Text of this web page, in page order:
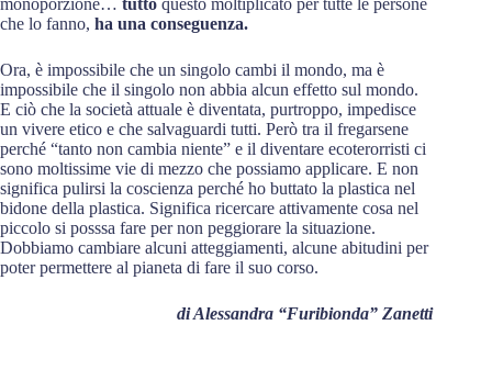
monoporzione… tutto questo moltiplicato per tutte le persone
che lo fanno, ha una conseguenza.
Ora, è impossibile che un singolo cambi il mondo, ma è
impossibile che il singolo non abbia alcun effetto sul mondo.
E ciò che la società attuale è diventata, purtroppo, impedisce
un vivere etico e che salvaguardi tutti. Però tra il fregarsene
perché “tanto non cambia niente” e il diventare ecoterorristi ci
sono moltissime vie di mezzo che possiamo applicare. E non
significa pulirsi la coscienza perché ho buttato la plastica nel
bidone della plastica. Significa ricercare attivamente cosa nel
piccolo si posssa fare per non peggiorare la situazione.
Dobbiamo cambiare alcuni atteggiamenti, alcune abitudini per
poter permettere al pianeta di fare il suo corso.
di Alessandra “Furibionda” Zanetti